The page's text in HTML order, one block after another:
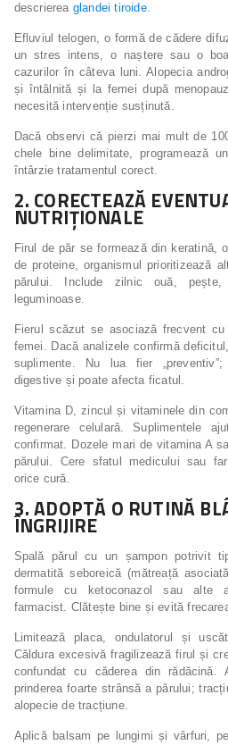
descrierea glandei tiroide.
Efluviul telogen, o formă de cădere
un stres intens, o naștere sau o
cazurilor în câteva luni. Alopecia
și întâlnită și la femei după
necesită intervenție susținută.
Dacă observi că pierzi mai mult de
chele bine delimitate, programează
întârzie tratamentul corect.
2. CORECTEAZĂ
NUTRIȚIONALE
Firul de păr se formează din keratină,
de proteine, organismul prioritizează
părului. Include zilnic ouă,
leguminoase.
Fierul scăzut se asociază frecvent
femei. Dacă analizele confirmă
suplimente. Nu lua fier
digestive și poate afecta ficatul.
Vitamina D, zincul și vitaminele din
regenerare celulară. Suplimentele
confirmat. Dozele mari de vitamina A
părului. Cere sfatul medicului sau
orice cură.
3. ADOPTĂ O RUTINĂ
ÎNGRIJIRE
Spală părul cu un șampon potrivit
dermatită seboreică (mătreață
formule cu ketoconazol sau alte
farmacist. Clătește bine și evită
Limitează placa, ondulatorul și
Căldura excesivă fragilizează firul și
confundat cu căderea din rădăcină.
prinderea foarte strânsă a părului;
alopecie de tracțiune.
Aplică balsam pe lungimi și vârfuri,